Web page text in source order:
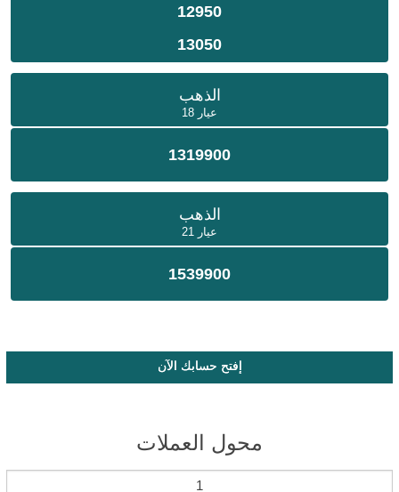
12950
13050
الذهب
عيار 18
1319900
الذهب
عيار 21
1539900
إفتح حسابك الآن
محول العملات